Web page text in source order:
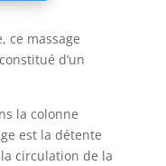
ce massage
d’un
la colonne
est la détente
circulation de la